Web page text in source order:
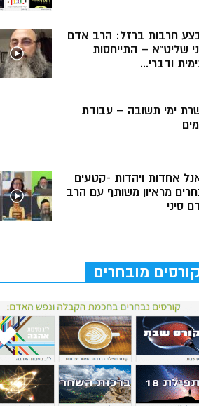
חרבות ברזל: הרב אדם
שליט”א – התייחסות
ודברי...
ימי תשובה – עבודת
אחדות ויהדות -קטעים
מראיון משותף עם הרב
סיני
קורסים מובחרים